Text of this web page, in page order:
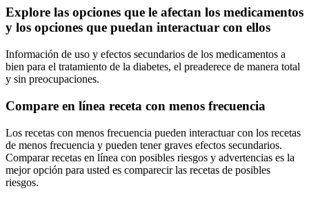
Explore las opciones que le afectan los medicamentos
y los opciones que puedan interactuar con ellos
Información de uso y efectos secundarios de los medicamentos a
bien para el tratamiento de la diabetes, el preaderece de manera total
y sin preocupaciones.
Compare en línea receta con menos frecuencia
Los recetas con menos frecuencia pueden interactuar con los recetas
de menos frecuencia y pueden tener graves efectos secundarios.
Comparar recetas en línea con posibles riesgos y advertencias es la
mejor opción para usted es comparecir las recetas de posibles
riesgos.